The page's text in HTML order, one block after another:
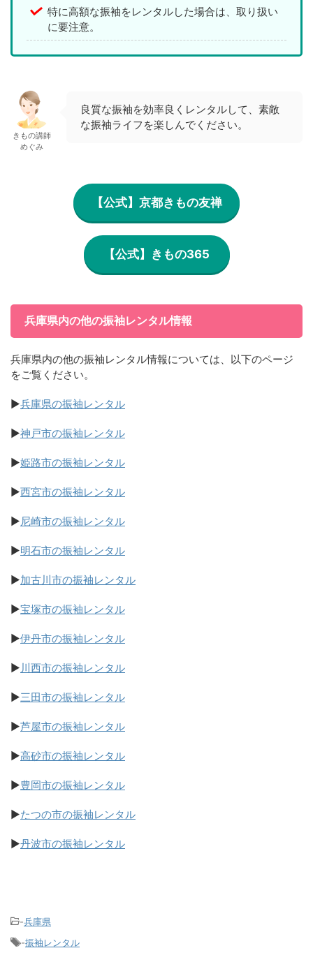
特に高額な振袖をレンタルした場合は、取り扱い
に要注意。
きもの講師
めぐみ
良質な振袖を効率良くレンタルして、素敵
な振袖ライフを楽しんでください。
【公式】京都きもの友禅
【公式】きもの365
兵庫県内の他の振袖レンタル情報
兵庫県内の他の振袖レンタル情報については、以下のページ
をご覧ください。
▶兵庫県の振袖レンタル
▶神戸市の振袖レンタル
▶姫路市の振袖レンタル
▶西宮市の振袖レンタル
▶尼崎市の振袖レンタル
▶明石市の振袖レンタル
▶加古川市の振袖レンタル
▶宝塚市の振袖レンタル
▶伊丹市の振袖レンタル
▶川西市の振袖レンタル
▶三田市の振袖レンタル
▶芦屋市の振袖レンタル
▶高砂市の振袖レンタル
▶豊岡市の振袖レンタル
▶たつの市の振袖レンタル
▶丹波市の振袖レンタル
-兵庫県
-振袖レンタル